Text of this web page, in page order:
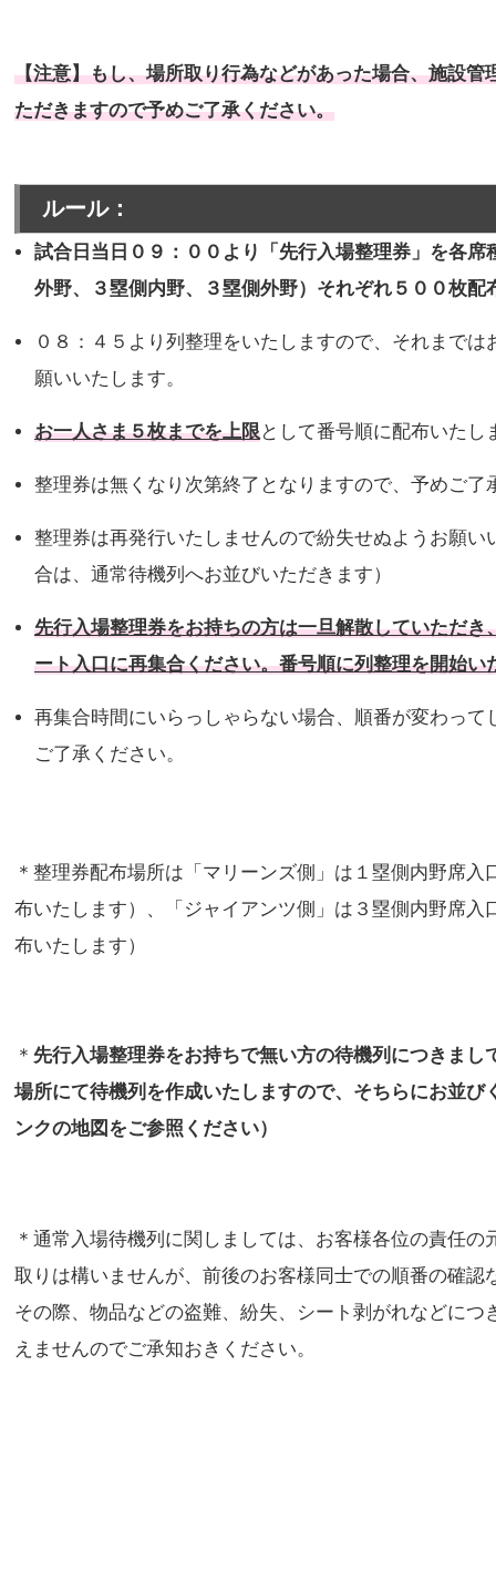
【注意】もし、場所取り行為などがあった場合、施設管
ただきますので予めご了承ください。
ルール：
試合日当日０９：００より「先行入場整理券」を各席
外野、３塁側内野、３塁側外野）それぞれ５００枚配
０８：４５より列整理をいたしますので、それまでは
願いいたします。
お一人さま５枚までを上限として番号順に配布いたし
整理券は無くなり次第終了となりますので、予めご了
整理券は再発行いたしませんので紛失せぬようお願い
合は、通常待機列へお並びいただきます）
先行入場整理券をお持ちの方は一旦解散していただき
ート入口に再集合ください。番号順に列整理を開始い
再集合時間にいらっしゃらない場合、順番が変わって
ご了承ください。
＊整理券配布場所は「マリーンズ側」は１塁側内野席入
布いたします）、「ジャイアンツ側」は３塁側内野席入
布いたします）
＊ 先行入場整理券をお持ちで無い方の待機列につきまし
場所にて待機列を作成いたしますので、そちらにお並び
ンクの地図をご参照ください）
＊通常入場待機列に関しましては、お客様各位の責任の
取りは構いませんが、前後のお客様同士での順番の確認
その際、物品などの盗難、紛失、シート剥がれなどにつ
えませんのでご承知おきください。